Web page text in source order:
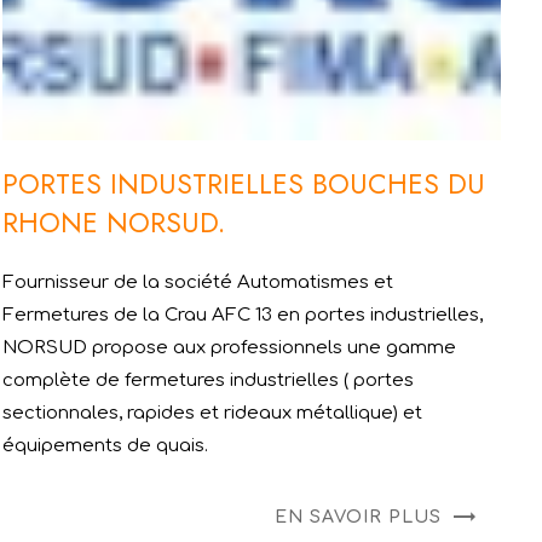
PORTES INDUSTRIELLES BOUCHES DU
RHONE NORSUD.
Fournisseur de la société Automatismes et
Fermetures de la Crau AFC 13 en portes industrielles,
NORSUD propose aux professionnels une gamme
complète de fermetures industrielles ( portes
sectionnales, rapides et rideaux métallique) et
équipements de quais.
EN SAVOIR PLUS